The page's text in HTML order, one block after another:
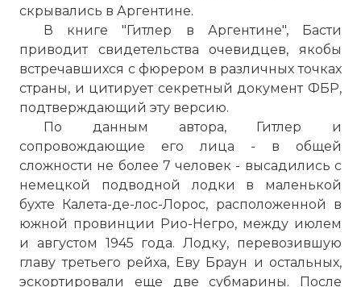
скрывались в Аргентине.
В книге "Гитлер в Аргентине", Басти
приводит свидетельства очевидцев, якобы
встречавшихся с фюрером в различных точках
страны, и цитирует секретный документ ФБР,
подтверждающий эту версию.
По данным автора, Гитлер и
сопровождающие его лица - в общей
сложности не более 7 человек - высадились с
немецкой подводной лодки в маленькой
бухте Калета-де-лос-Лорос, расположенной в
южной провинции Рио-Негро, между июлем
и августом 1945 года. Лодку, перевозившую
главу третьего рейха, Еву Браун и остальных,
эскортировали еще две субмарины. После